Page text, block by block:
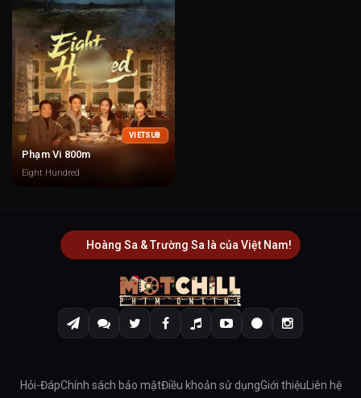
VIETSUB
Phạm Vi 800m
Eight Hundred
Hoàng Sa & Trường Sa là của Việt Nam!
Hỏi-ĐápChính sách bảo mậtĐiều khoản sử dụngGiới thiệuLiên hệ